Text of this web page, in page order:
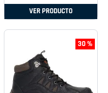
VER PRODUCTO
30 %